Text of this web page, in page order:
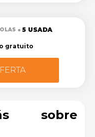
5 USADA
gratuito
sobre